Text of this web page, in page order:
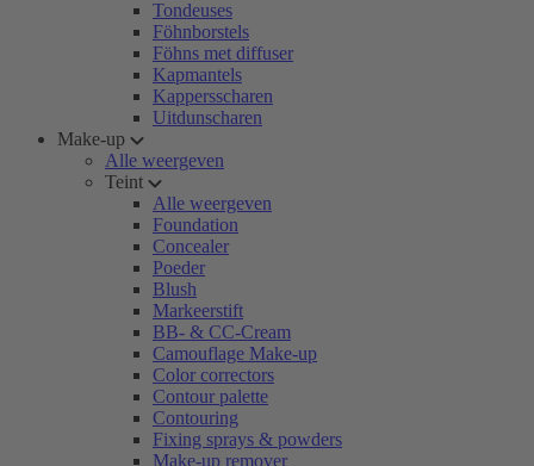
Tondeuses
Föhnborstels
Föhns met diffuser
Kapmantels
Kappersscharen
Uitdunscharen
Make-up
Alle weergeven
Teint
Alle weergeven
Foundation
Concealer
Poeder
Blush
Markeerstift
BB- & CC-Cream
Camouflage Make-up
Color correctors
Contour palette
Contouring
Fixing sprays & powders
Make-up remover